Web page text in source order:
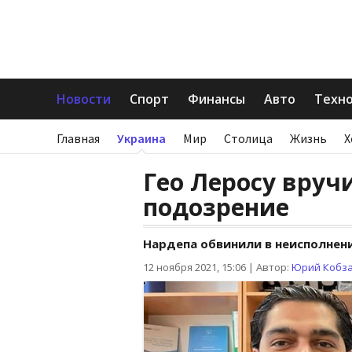
Новости Спорт Финансы Авто
Главная Украина Мир Столица Жизнь
Гео Леросу
подозрение
Нардепа обвинили в
12 ноября 2021, 15:06 | Автор: Юрий